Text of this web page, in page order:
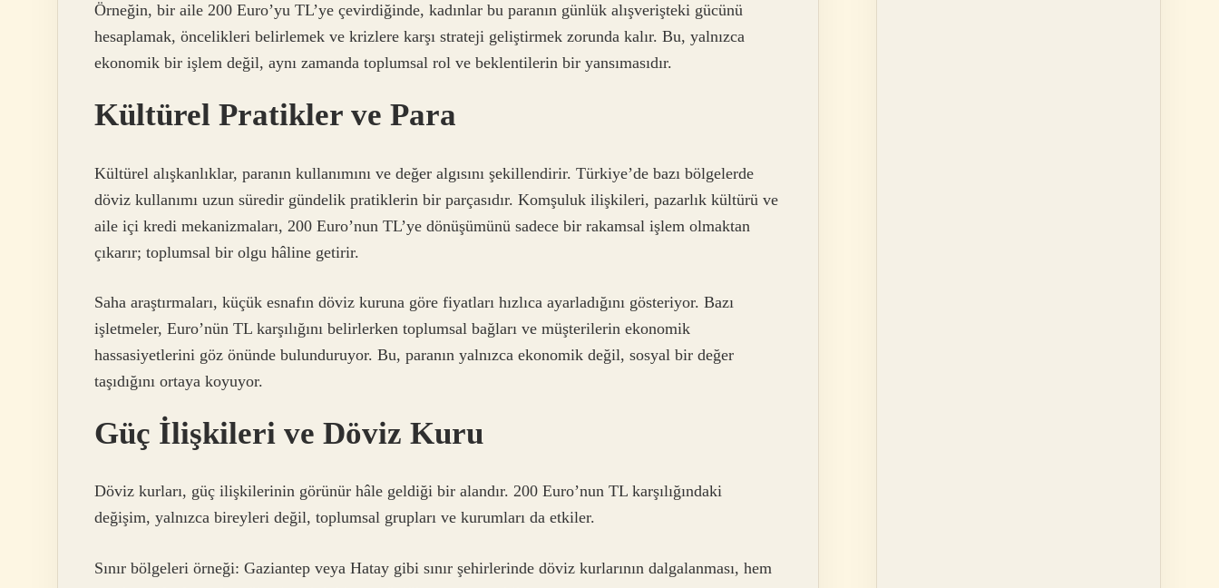
Örneğin, bir aile 200 Euro’yu TL’ye çevirdiğinde, kadınlar bu paranın günlük alışverişteki gücünü
hesaplamak, öncelikleri belirlemek ve krizlere karşı strateji geliştirmek zorunda kalır. Bu, yalnızca
ekonomik bir işlem değil, aynı zamanda toplumsal rol ve beklentilerin bir yansımasıdır.
Kültürel Pratikler ve Para
Kültürel alışkanlıklar, paranın kullanımını ve değer algısını şekillendirir. Türkiye’de bazı bölgelerde
döviz kullanımı uzun süredir gündelik pratiklerin bir parçasıdır. Komşuluk ilişkileri, pazarlık kültürü ve
aile içi kredi mekanizmaları, 200 Euro’nun TL’ye dönüşümünü sadece bir rakamsal işlem olmaktan
çıkarır; toplumsal bir olgu hâline getirir.
Saha araştırmaları, küçük esnafın döviz kuruna göre fiyatları hızlıca ayarladığını gösteriyor. Bazı
işletmeler, Euro’nün TL karşılığını belirlerken toplumsal bağları ve müşterilerin ekonomik
hassasiyetlerini göz önünde bulunduruyor. Bu, paranın yalnızca ekonomik değil, sosyal bir değer
taşıdığını ortaya koyuyor.
Güç İlişkileri ve Döviz Kuru
Döviz kurları, güç ilişkilerinin görünür hâle geldiği bir alandır. 200 Euro’nun TL karşılığındaki
değişim, yalnızca bireyleri değil, toplumsal grupları ve kurumları da etkiler.
Sınır bölgeleri örneği: Gaziantep veya Hatay gibi sınır şehirlerinde döviz kurlarının dalgalanması, hem